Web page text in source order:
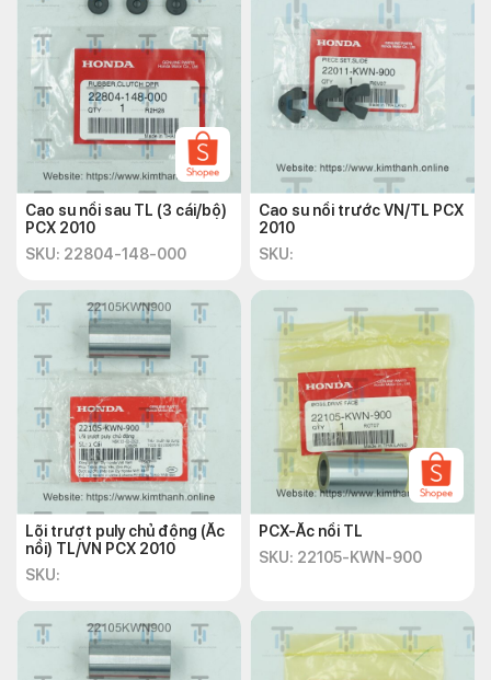
Cao su nồi sau TL (3 cái/bộ)
PCX 2010
SKU: 22804-148-000
Cao su nồi trước VN/TL PCX
2010
SKU:
Lõi trượt puly chủ động (Ắc
nồi) TL/VN PCX 2010
SKU:
PCX-Ắc nồi TL
SKU: 22105-KWN-900